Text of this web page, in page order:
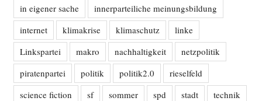
in eigener sache
innerparteiliche meinungsbildung
internet
klimakrise klimaschutz
linke
Linkspartei
makro nachhaltigkeit
netzpolitik
piratenpartei
politik politik2.0
rieselfeld
science fiction
sf sommer spd stadt
technik